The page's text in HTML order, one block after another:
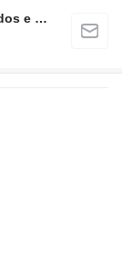
MAQUIDONAS - Comércio de Veículos Pesados e Ligeiros, Lda.